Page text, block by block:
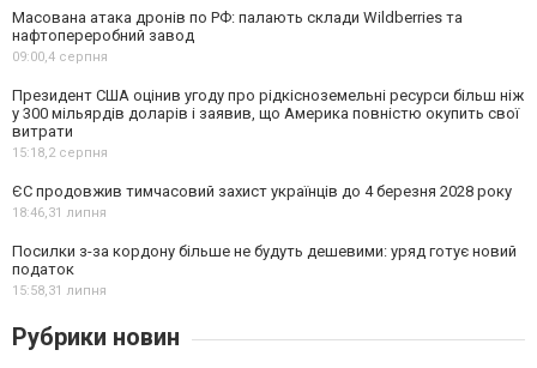
Масована атака дронів по РФ: палають склади Wildberries та
нафтопереробний завод
09:00,4 серпня
Президент США оцінив угоду про рідкісноземельні ресурси більш ніж
у 300 мільярдів доларів і заявив, що Америка повністю окупить свої
витрати
15:18,2 серпня
ЄС продовжив тимчасовий захист українців до 4 березня 2028 року
18:46,31 липня
Посилки з-за кордону більше не будуть дешевими: уряд готує новий
податок
15:58,31 липня
Рубрики новин